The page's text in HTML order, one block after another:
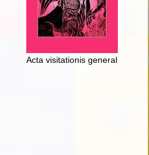
się mięsem : sposób traktowania
Acta visitationis generalis